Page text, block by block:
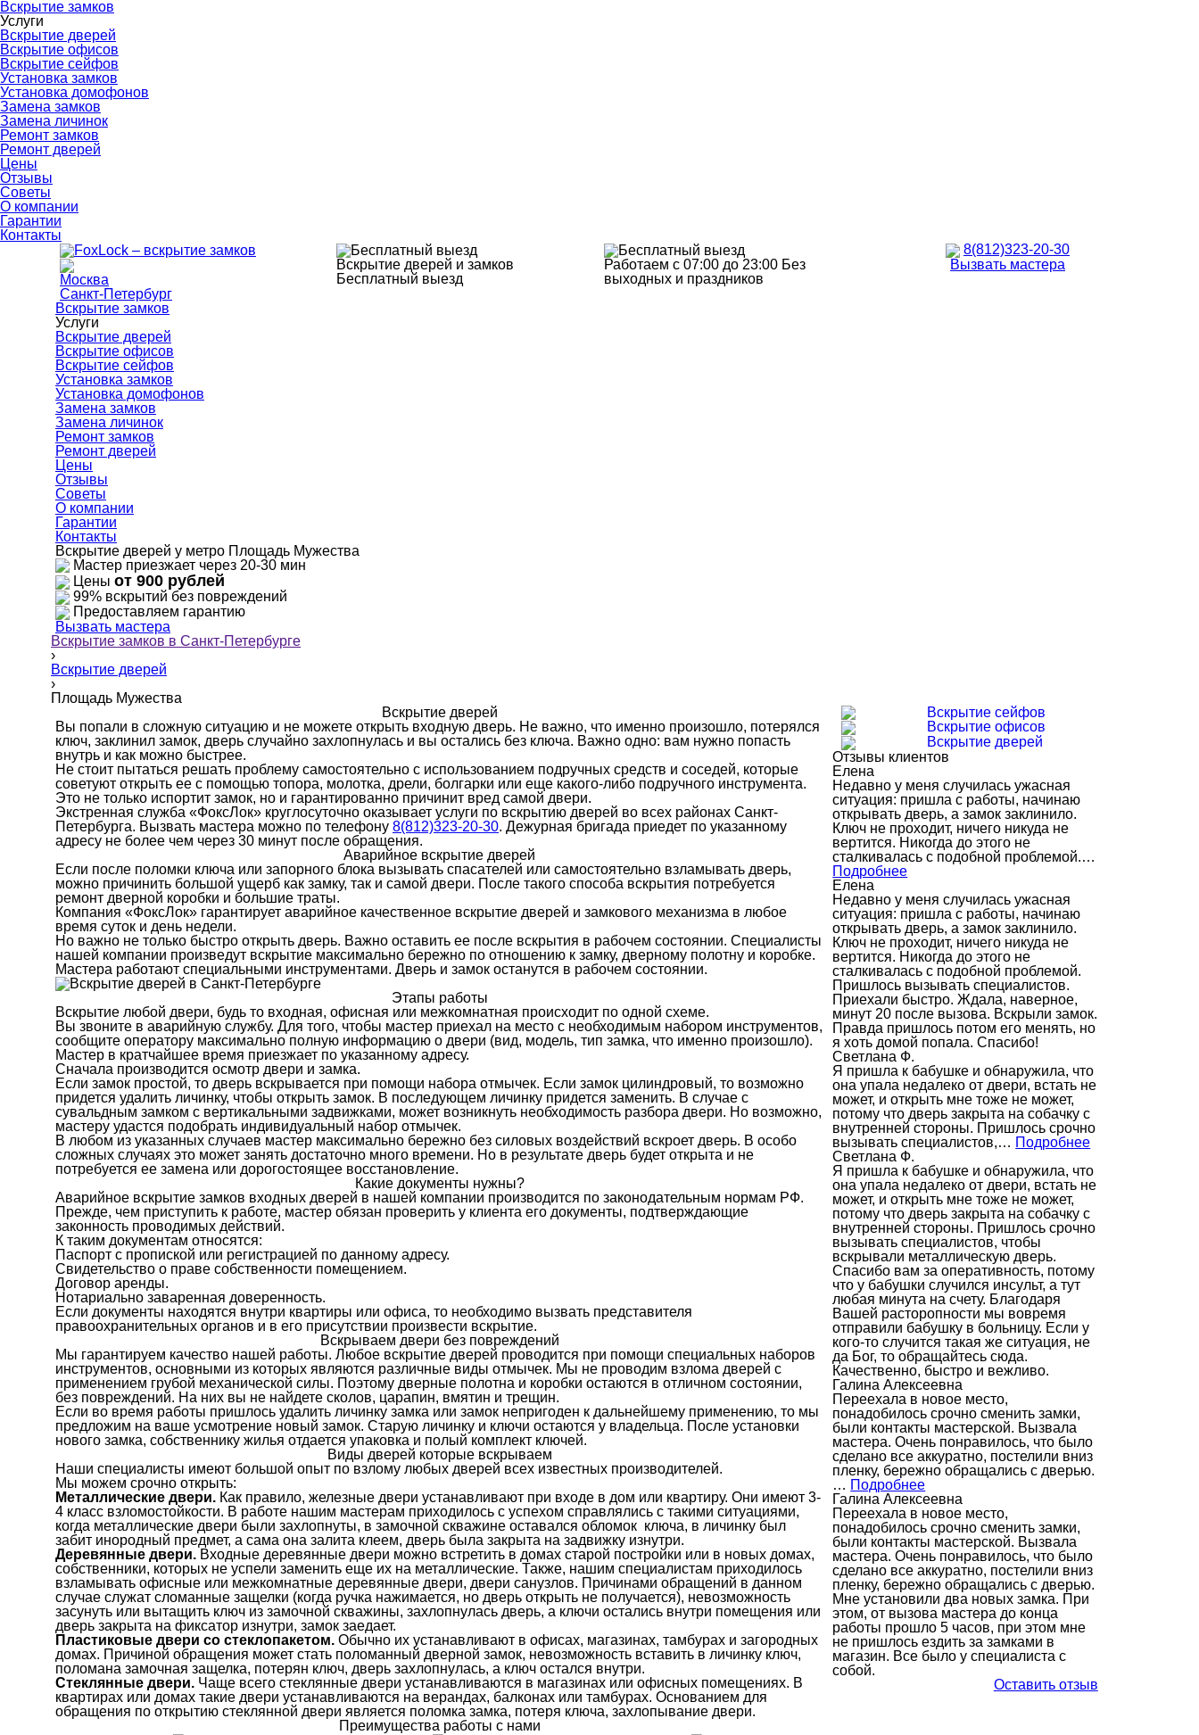
Вскрытие замков
Услуги
Вскрытие дверей
Вскрытие офисов
Вскрытие сейфов
Установка замков
Установка домофонов
Замена замков
Замена личинок
Ремонт замков
Ремонт дверей
Цены
Отзывы
Советы
О компании
Гарантии
Контакты
Москва
Санкт-Петербург
Вскрытие дверей и замков
Бесплатный выезд
Работаем с 07:00 до 23:00 Без
выходных и праздников
8(812)323-20-30
Вызвать мастера
Вскрытие замков
Услуги
Вскрытие дверей
Вскрытие офисов
Вскрытие сейфов
Установка замков
Установка домофонов
Замена замков
Замена личинок
Ремонт замков
Ремонт дверей
Цены
Отзывы
Советы
О компании
Гарантии
Контакты
Вскрытие дверей у метро Площадь Мужества
Мастер приезжает через 20-30 мин
Цены от 900 рублей
99% вскрытий без повреждений
Предоставляем гарантию
Вызвать мастера
Вскрытие замков в Санкт-Петербурге
›
Вскрытие дверей
›
Площадь Мужества
Вскрытие дверей
Вы попали в сложную ситуацию и не можете открыть входную дверь. Не важно, что именно произошло, потерялся
ключ, заклинил замок, дверь случайно захлопнулась и вы остались без ключа. Важно одно: вам нужно попасть
внутрь и как можно быстрее.
Не стоит пытаться решать проблему самостоятельно с использованием подручных средств и соседей, которые
советуют открыть ее с помощью топора, молотка, дрели, болгарки или еще какого-либо подручного инструмента.
Это не только испортит замок, но и гарантированно причинит вред самой двери.
Экстренная служба «ФоксЛок» круглосуточно оказывает услуги по вскрытию дверей во всех районах Санкт-
Петербурга. Вызвать мастера можно по телефону 8(812)323-20-30. Дежурная бригада приедет по указанному
адресу не более чем через 30 минут после обращения.
Аварийное вскрытие дверей
Если после поломки ключа или запорного блока вызывать спасателей или самостоятельно взламывать дверь,
можно причинить большой ущерб как замку, так и самой двери. После такого способа вскрытия потребуется
ремонт дверной коробки и большие траты.
Компания «ФоксЛок» гарантирует аварийное качественное вскрытие дверей и замкового механизма в любое
время суток и день недели.
Но важно не только быстро открыть дверь. Важно оставить ее после вскрытия в рабочем состоянии. Специалисты
нашей компании произведут вскрытие максимально бережно по отношению к замку, дверному полотну и коробке.
Мастера работают специальными инструментами. Дверь и замок останутся в рабочем состоянии.
Этапы работы
Вскрытие любой двери, будь то входная, офисная или межкомнатная происходит по одной схеме.
Вы звоните в аварийную службу. Для того, чтобы мастер приехал на место с необходимым набором инструментов,
сообщите оператору максимально полную информацию о двери (вид, модель, тип замка, что именно произошло).
Мастер в кратчайшее время приезжает по указанному адресу.
Сначала производится осмотр двери и замка.
Если замок простой, то дверь вскрывается при помощи набора отмычек. Если замок цилиндровый, то возможно
придется удалить личинку, чтобы открыть замок. В последующем личинку придется заменить. В случае с
сувальдным замком с вертикальными задвижками, может возникнуть необходимость разбора двери. Но возможно,
мастеру удастся подобрать индивидуальный набор отмычек.
В любом из указанных случаев мастер максимально бережно без силовых воздействий вскроет дверь. В особо
сложных случаях это может занять достаточно много времени. Но в результате дверь будет открыта и не
потребуется ее замена или дорогостоящее восстановление.
Какие документы нужны?
Аварийное вскрытие замков входных дверей в нашей компании производится по законодательным нормам РФ.
Прежде, чем приступить к работе, мастер обязан проверить у клиента его документы, подтверждающие
законность проводимых действий.
К таким документам относятся:
Паспорт с пропиской или регистрацией по данному адресу.
Свидетельство о праве собственности помещением.
Договор аренды.
Нотариально заваренная доверенность.
Если документы находятся внутри квартиры или офиса, то необходимо вызвать представителя
правоохранительных органов и в его присутствии произвести вскрытие.
Вскрываем двери без повреждений
Мы гарантируем качество нашей работы. Любое вскрытие дверей проводится при помощи специальных наборов
инструментов, основными из которых являются различные виды отмычек. Мы не проводим взлома дверей с
применением грубой механической силы. Поэтому дверные полотна и коробки остаются в отличном состоянии,
без повреждений. На них вы не найдете сколов, царапин, вмятин и трещин.
Если во время работы пришлось удалить личинку замка или замок непригоден к дальнейшему применению, то мы
предложим на ваше усмотрение новый замок. Старую личинку и ключи остаются у владельца. После установки
нового замка, собственнику жилья отдается упаковка и полый комплект ключей.
Виды дверей которые вскрываем
Наши специалисты имеют большой опыт по взлому любых дверей всех известных производителей.
Мы можем срочно открыть:
Металлические двери. Как правило, железные двери устанавливают при входе в дом или квартиру. Они имеют 3-
4 класс взломостойкости. В работе нашим мастерам приходилось с успехом справлялись с такими ситуациями,
когда металлические двери были захлопнуты, в замочной скважине оставался обломок ключа, в личинку был
забит инородный предмет, а сама она залита клеем, дверь была закрыта на задвижку изнутри.
Деревянные двери. Входные деревянные двери можно встретить в домах старой постройки или в новых домах,
собственники, которых не успели заменить еще их на металлические. Также, нашим специалистам приходилось
взламывать офисные или межкомнатные деревянные двери, двери санузлов. Причинами обращений в данном
случае служат сломанные защелки (когда ручка нажимается, но дверь открыть не получается), невозможность
засунуть или вытащить ключ из замочной скважины, захлопнулась дверь, а ключи остались внутри помещения или
дверь закрыта на фиксатор изнутри, замок заедает.
Пластиковые двери со стеклопакетом. Обычно их устанавливают в офисах, магазинах, тамбурах и загородных
домах. Причиной обращения может стать поломанный дверной замок, невозможность вставить в личинку ключ,
поломана замочная защелка, потерян ключ, дверь захлопнулась, а ключ остался внутри.
Стеклянные двери. Чаще всего стеклянные двери устанавливаются в магазинах или офисных помещениях. В
квартирах или домах такие двери устанавливаются на верандах, балконах или тамбурах. Основанием для
обращения по открытию стеклянной двери является поломка замка, потеря ключа, захлопывание двери.
Преимущества работы с нами
Вскрытие сейфов
Вскрытие офисов
Вскрытие дверей
Отзывы клиентов
Елена
Недавно у меня случилась ужасная
ситуация: пришла с работы, начинаю
открывать дверь, а замок заклинило.
Ключ не проходит, ничего никуда не
вертится. Никогда до этого не
сталкивалась с подобной проблемой.…
Подробнее
Елена
Недавно у меня случилась ужасная
ситуация: пришла с работы, начинаю
открывать дверь, а замок заклинило.
Ключ не проходит, ничего никуда не
вертится. Никогда до этого не
сталкивалась с подобной проблемой.
Пришлось вызывать специалистов.
Приехали быстро. Ждала, наверное,
минут 20 после вызова. Вскрыли замок.
Правда пришлось потом его менять, но
я хоть домой попала. Спасибо!
Светлана Ф.
Я пришла к бабушке и обнаружила, что
она упала недалеко от двери, встать не
может, и открыть мне тоже не может,
потому что дверь закрыта на собачку с
внутренней стороны. Пришлось срочно
вызывать специалистов,… Подробнее
Светлана Ф.
Я пришла к бабушке и обнаружила, что
она упала недалеко от двери, встать не
может, и открыть мне тоже не может,
потому что дверь закрыта на собачку с
внутренней стороны. Пришлось срочно
вызывать специалистов, чтобы
вскрывали металлическую дверь.
Спасибо вам за оперативность, потому
что у бабушки случился инсульт, а тут
любая минута на счету. Благодаря
Вашей расторопности мы вовремя
отправили бабушку в больницу. Если у
кого-то случится такая же ситуация, не
да Бог, то обращайтесь сюда.
Качественно, быстро и вежливо.
Галина Алексеевна
Переехала в новое место,
понадобилось срочно сменить замки,
были контакты мастерской. Вызвала
мастера. Очень понравилось, что было
сделано все аккуратно, постелили вниз
пленку, бережно обращались с дверью.
… Подробнее
Галина Алексеевна
Переехала в новое место,
понадобилось срочно сменить замки,
были контакты мастерской. Вызвала
мастера. Очень понравилось, что было
сделано все аккуратно, постелили вниз
пленку, бережно обращались с дверью.
Мне установили два новых замка. При
этом, от вызова мастера до конца
работы прошло 5 часов, при этом мне
не пришлось ездить за замками в
магазин. Все было у специалиста с
собой.
Оставить отзыв